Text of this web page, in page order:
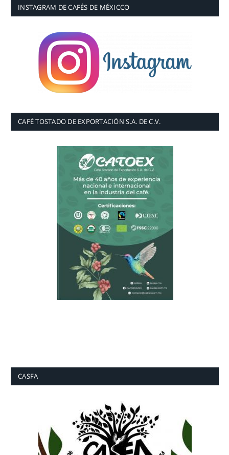
INSTAGRAM DE CAFÉS DE MÉXICCO
CAFÉ TOSTADO DE EXPORTACIÓN S.A. DE C.V.
CASFA